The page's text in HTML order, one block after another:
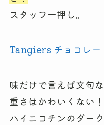
スタッフ一押し。
Tangiers チョコレー
味だけで言えば文句
重さはかわいくない
ハイニコチンのダー